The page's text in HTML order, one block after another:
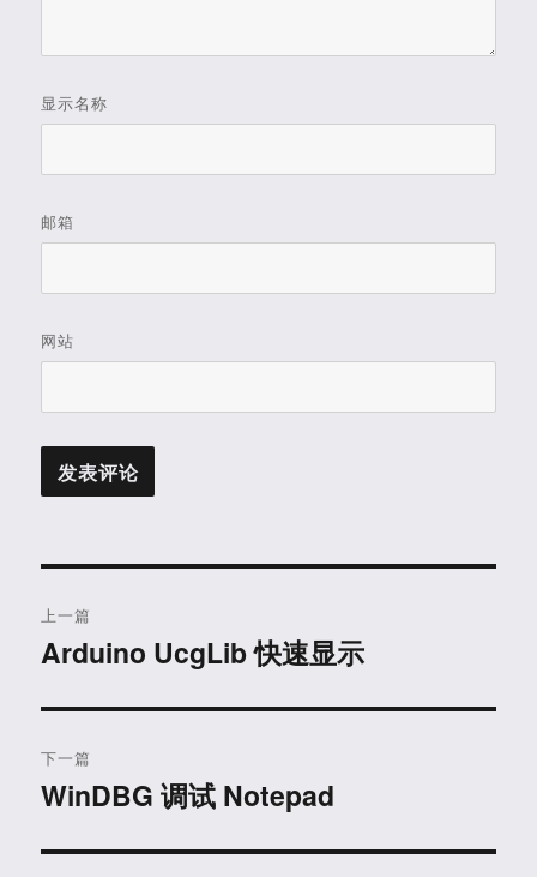
显示名称
邮箱
网站
章
航
上一篇
上
文
章：
Arduino UcgLib 快速显示
下一篇
下
文
WinDBG 调试 Notepad